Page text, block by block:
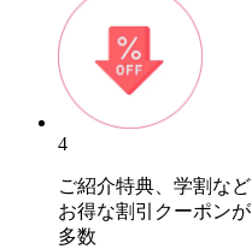
4
ご紹介特典、学割など
お得な割引クーポンが
多数